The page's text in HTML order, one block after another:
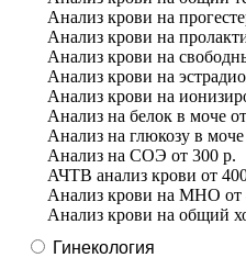
Анализ крови на
Анализ крови на
Анализ крови на
Анализ крови на
Анализ крови на
Анализ на белок в моче от
Анализ на глюкозу в моче
Анализ на СОЭ от 300 р.
АЧТВ анализ крови от
Анализ крови на МНО от
Анализ крови на общий
Гинекология